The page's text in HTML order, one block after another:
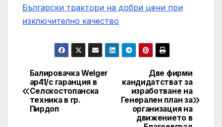
Български трактори на добри цени при
изключително качество
Post
navigation
Две фирми
кандидатстват за
изработване на
Генерален план за
организация на
движението в
Балировачка Welger
ap41/с гаранция в
Селскостопанска
техника в гр.
Пирдоп